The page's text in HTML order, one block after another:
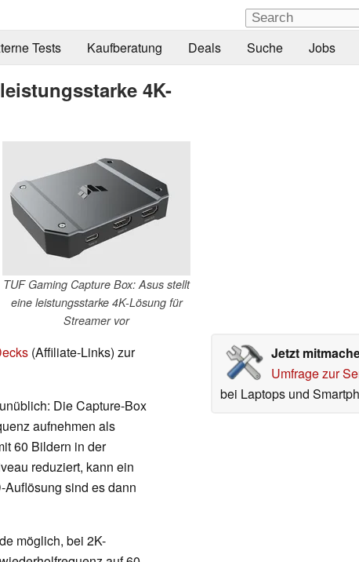
Tests Kaufberatung Deals Suche Jobs
4K-
TUF Gaming Capture Box: Asus stellt
eine leistungsstarke 4K-Lösung für
Streamer vor
Jetzt
Umfrage zur
bei Laptops und
(Affiliate-Links) zur
Die Capture-Box
aufnehmen als
60 Bildern in der
reduziert, kann ein
sind es dann
möglich, bei 2K-